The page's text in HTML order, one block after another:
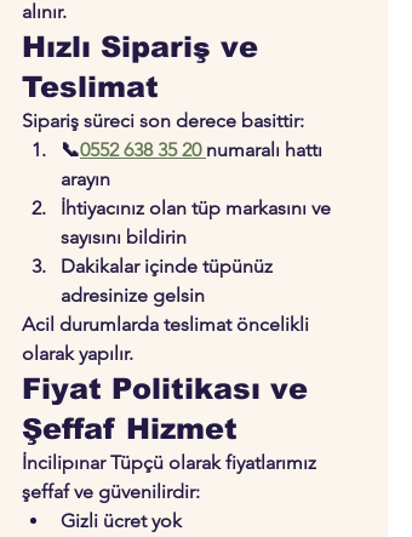
alınır.
Hızlı Sipariş ve
Teslimat
Sipariş süreci son derece basittir:
📞0552 638 35 20 numaralı hattı
arayın
İhtiyacınız olan tüp markasını ve
sayısını bildirin
Dakikalar içinde tüpünüz
adresinize gelsin
Acil durumlarda teslimat öncelikli
olarak yapılır.
Fiyat Politikası ve
Şeffaf Hizmet
İncilipınar Tüpçü olarak fiyatlarımız
şeffaf ve güvenilirdir:
Gizli ücret yok